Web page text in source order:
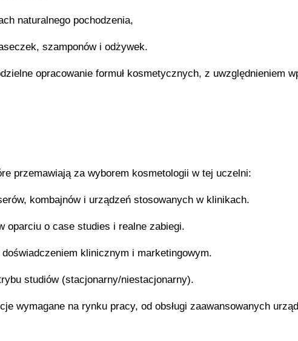
naturalnego pochodzenia,
szamponów i odżywek.
opracowanie formuł kosmetycznych, z uwzględnieniem
przemawiają za wyborem kosmetologii w tej uczelni:
kombajnów i urządzeń stosowanych w klinikach.
oparciu o case studies i realne zabiegi.
doświadczeniem klinicznym i marketingowym.
studiów (stacjonarny/niestacjonarny).
wymagane na rynku pracy, od obsługi zaawansowanych